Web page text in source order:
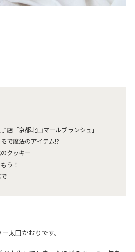
店「京都北山マールブランシュ」
で魔法のアイテム!?
クッキー
う！
太田かおりです。